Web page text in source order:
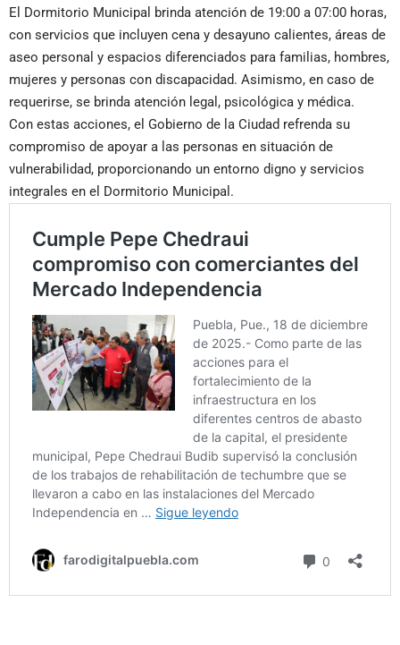
El Dormitorio Municipal brinda atención de 19:00 a 07:00 horas,
con servicios que incluyen cena y desayuno calientes, áreas de
aseo personal y espacios diferenciados para familias, hombres,
mujeres y personas con discapacidad. Asimismo, en caso de
requerirse, se brinda atención legal, psicológica y médica.
Con estas acciones, el Gobierno de la Ciudad refrenda su
compromiso de apoyar a las personas en situación de
vulnerabilidad, proporcionando un entorno digno y servicios
integrales en el Dormitorio Municipal.